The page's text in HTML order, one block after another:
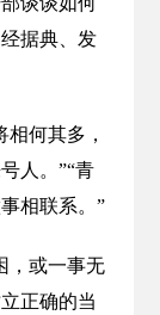
据典、发
何其多，
人。”“青
相联系。”
，或一事无
正确的当